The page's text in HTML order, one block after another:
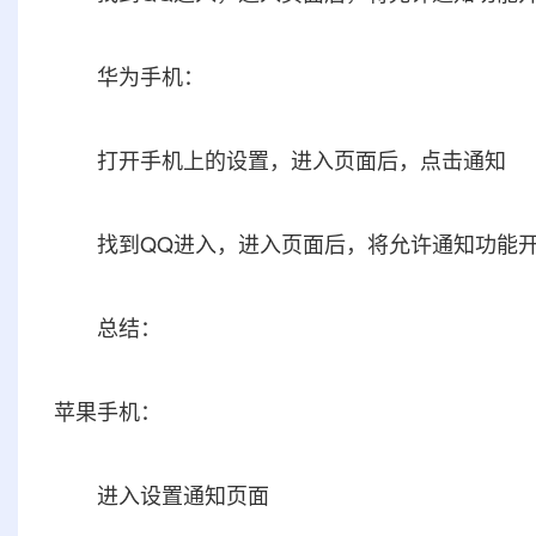
华为手机：
打开手机上的设置，进入页面后，点击通知
找到QQ进入，进入页面后，将允许通知功能
总结：
苹果手机：
进入设置通知页面